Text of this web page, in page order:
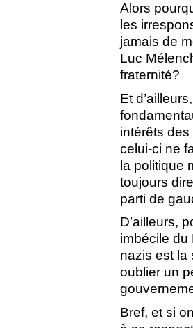
Alors
les
jamais de
Luc
fraternité?
Et
intérêts
celui-ci ne
la politique
toujours
parti de
D’ailleurs,
imbécile du
nazis est la
oublier un
Bref, et si